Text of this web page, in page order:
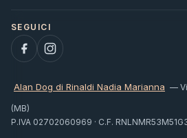
Alan Dog di Rinaldi Nadia Marianna —
(MB)
P.IVA 02702060969 · C.F.